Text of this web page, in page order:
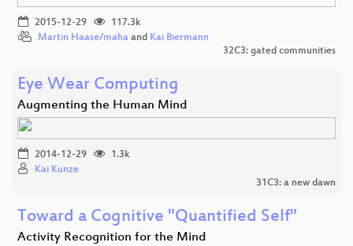
2015-12-29
117.3k
Martin Haase/maha and Kai Biermann
32C3: gated communities
Eye Wear Computing
Augmenting the Human Mind
2014-12-29
1.3k
Kai Kunze
31C3: a new dawn
Toward a Cognitive "Quantified Self"
Activity Recognition for the Mind